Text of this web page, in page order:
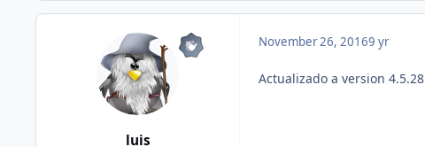
luis
November 26, 20169 yr
Actualizado a version 4.5.28